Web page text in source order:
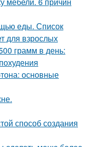
еды. Список
для взрослых
грамм в день:
основные
способ создания